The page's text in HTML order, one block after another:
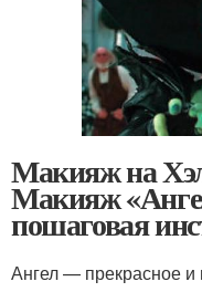
Макияж на
Макияж
пошаговая
Ангел — прекрасное и